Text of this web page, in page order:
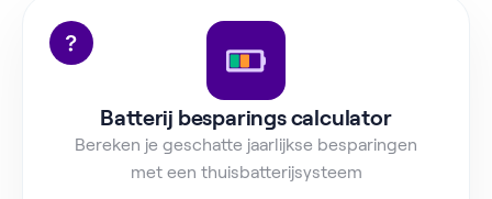
Batterij besparings calculator
Bereken je geschatte jaarlijkse besparingen
met een thuisbatterijsysteem